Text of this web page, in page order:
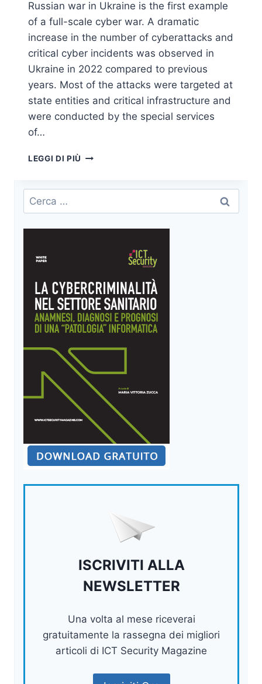
Russian war in Ukraine is the first example
of a full-scale cyber war. A dramatic
increase in the number of cyberattacks and
critical cyber incidents was observed in
Ukraine in 2022 compared to previous
years. Most of the attacks were targeted at
state entities and critical infrastructure and
were conducted by the special services
of…
LEGGI DI PIÙ UKRAINE
1
Ricerca
per:
ISCRIVITI ALLA
NEWSLETTER
Una volta al mese riceverai
gratuitamente la rassegna dei migliori
articoli di ICT Security Magazine